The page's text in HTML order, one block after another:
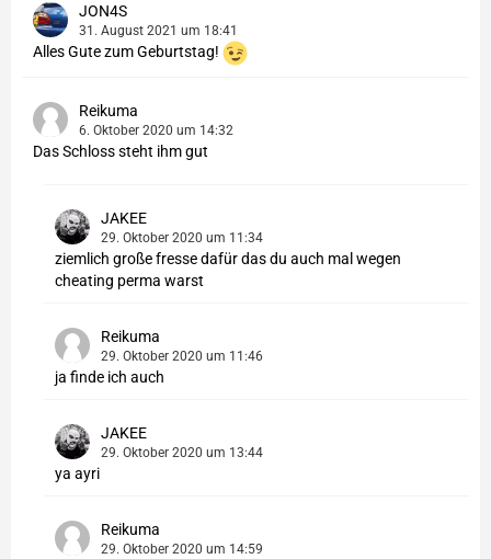
JON4S
31. August 2021 um 18:41
Alles Gute zum Geburtstag!
Reikuma
6. Oktober 2020 um 14:32
Das Schloss steht ihm gut
JAKEE
29. Oktober 2020 um 11:34
ziemlich große fresse dafür das du auch mal wegen
cheating perma warst
Reikuma
29. Oktober 2020 um 11:46
ja finde ich auch
JAKEE
29. Oktober 2020 um 13:44
ya ayri
Reikuma
29. Oktober 2020 um 14:59